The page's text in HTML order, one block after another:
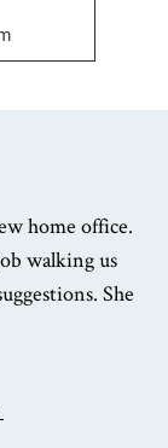
home office.
walking us
She